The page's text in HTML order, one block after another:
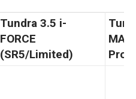
Tundra 3.5 i-
FORCE
(SR5/Limited)
Pro)